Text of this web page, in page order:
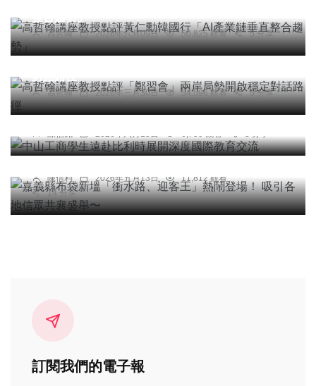
高哲翰 2026年六月09日 50,825 觀看 5 分享
專欄
高哲翰講座教授點評「鄭習會」兩岸局勢開啟穩定
高哲翰 2026年三月30日 54,596 觀看 5 分享
綜合新聞
中山工商學生遠赴比利時展開深度國際教育交流
陳信銘 2026年六月15日 6,759 觀看 3 分享
嘉義縣布袋新塭「衝水路、迎客王」熱鬧登場！ 吸
陳信利 2026年五月13日
11,812 觀看
14 分享
訂閱我們的電子報